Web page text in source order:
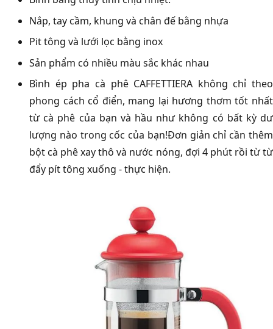
Nắp, tay cầm, khung và chân đế bằng nhựa
Pit tông và lưới lọc bằng inox
Sản phẩm có nhiều màu sắc khác nhau
Bình ép pha cà phê CAFFETTIERA không chỉ theo
phong cách cổ điển, mang lại hương thơm tốt nhất
từ cà phê của bạn và hầu như không có bất kỳ dư
lượng nào trong cốc của bạn!Đơn giản chỉ cần thêm
bột cà phê xay thô và nước nóng, đợi 4 phút rồi từ từ
đẩy pít tông xuống - thực hiện.